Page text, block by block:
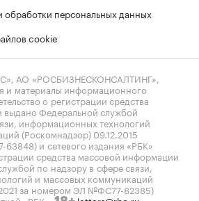
персональных данных
cookie
АО «РОСБИЗНЕСКОНСАЛТИНГ»,
и материалы информационного
о регистрации средства
Федеральной службой
информационных технологий
(Роскомнадзор) 09.12.2015
и сетевого издания «РБК»
средства массовой информации
по надзору в сфере связи,
и массовых коммуникаций
за номером ЭЛ №ФС77-82385)